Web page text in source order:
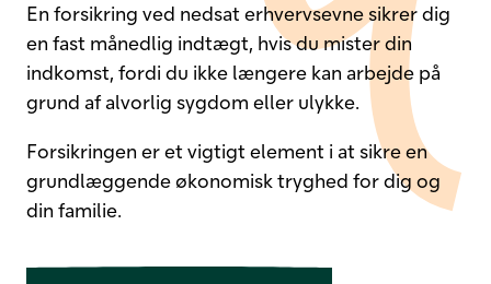
En forsikring ved nedsat erhvervsevne sikrer dig
en fast månedlig indtægt, hvis du mister din
indkomst, fordi du ikke længere kan arbejde på
grund af alvorlig sygdom eller ulykke.
Forsikringen er et vigtigt element i at sikre en
grundlæggende økonomisk tryghed for dig og
din familie.